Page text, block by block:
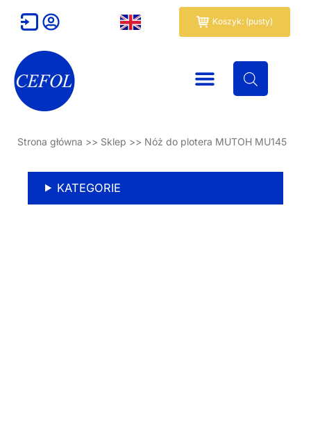
Koszyk: (pusty)
Wózek
Strona główna >> Sklep >> Nóż do plotera MUTOH MU145
KATEGORIE